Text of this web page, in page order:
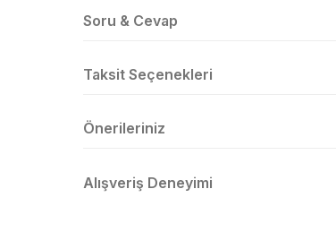
Soru & Cevap
Taksit Seçenekleri
Önerileriniz
Alışveriş Deneyimi